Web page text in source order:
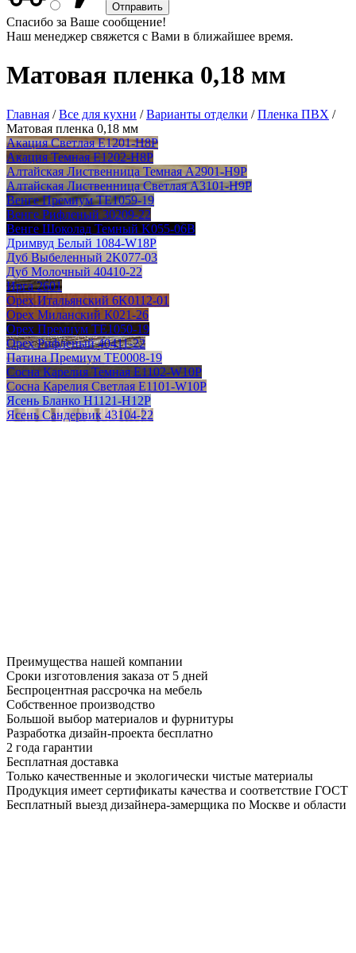
Спасибо за Ваше сообщение!
Наш менеджер свяжется с Вами в ближайшее время.
Матовая пленка 0,18 мм
Главная /Все для кухни /Варианты отделки /Пленка ПВХ /
Матовая пленка 0,18 мм
Акация Светлая E1201-H8P
Акация Темная E1202-H8P
Алтайская Лиственница Темная A2901-H9P
Алтайская Лиственница Светлая А3101-H9P
Венге Премиум TE1059-19
Венге Рифленый 30209-22
Венге Шоколад Темный K055-06В
Дримвуд Белый 1084-W18P
Дуб Выбеленный 2K077-03
Дуб Молочный 40410-22
Ирга 2601
Орех Итальянский 6K0112-01
Орех Миланский К021-26
Орех Премиум TE1050-19
Орех Рифленый 40411-22
Патина Премиум TE0008-19
Сосна Карелия Темная E1102-W10P
Сосна Карелия Светлая E1101-W10P
Ясень Бланко H1121-H12P
Ясень Сандервик 43104-22
Преимущества нашей компании
Сроки изготовления заказа от 5 дней
Беспроцентная рассрочка на мебель
Собственное производство
Большой выбор материалов и фурнитуры
Разработка дизайн-проекта бесплатно
2 года гарантии
Бесплатная доставка
Только качественные и экологически чистые материалы
Продукция имеет сертификаты качества и соответствие ГОСТ
Бесплатный выезд дизайнера-замерщика по Москве и области